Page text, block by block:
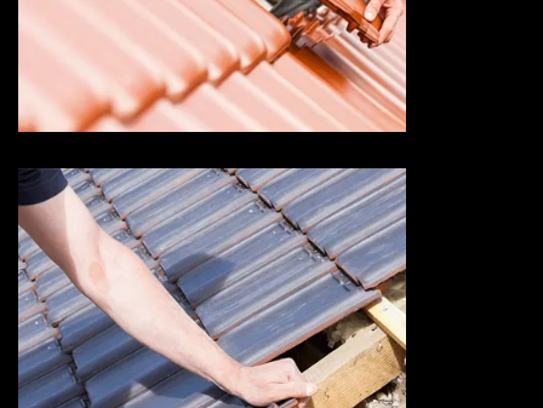
Devis changement de tuile 73
Savoie
Devis fuite de toiture 73
Savoie